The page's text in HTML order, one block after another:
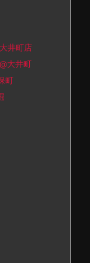
井町店
大井町
町